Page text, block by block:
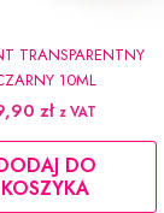
TRANSPARENTNY
10ML
zł z VAT
DO
KOSZYKA